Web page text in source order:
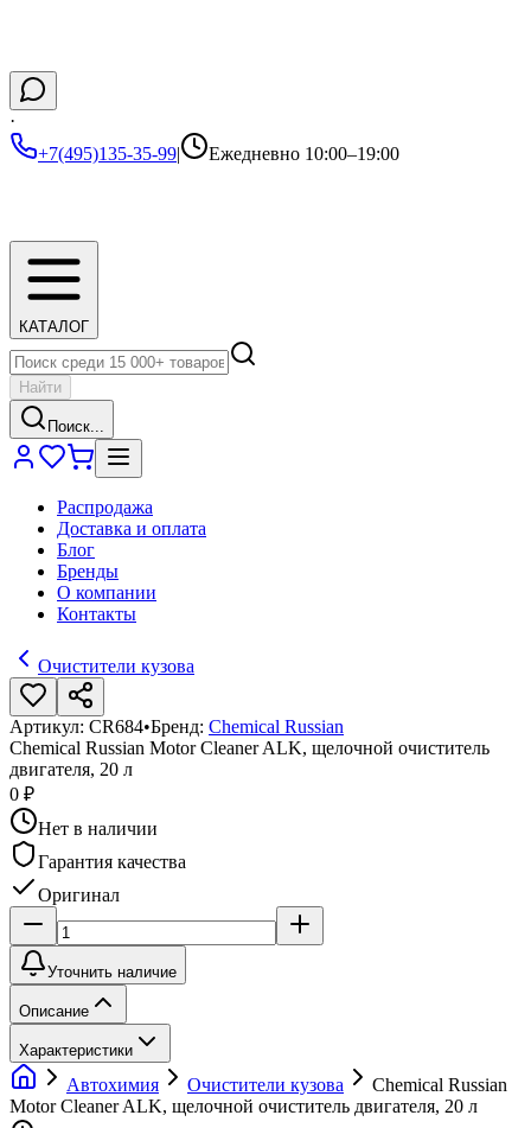
·
+7(495)135-35-99| Ежедневно 10:00–19:00
КАТАЛОГ
Найти
Поиск...
Распродажа
Доставка и оплата
Блог
Бренды
О компании
Контакты
Очистители кузова
Артикул: CR684•Бренд: Chemical Russian
Chemical Russian Motor Cleaner ALK, щелочной очиститель
двигателя, 20 л
0 ₽
Нет в наличии
Гарантия качества
Оригинал
Уточнить наличие
Описание
Характеристики
Автохимия Очистители кузова
Chemical Russian
Motor Cleaner ALK, щелочной очиститель двигателя, 20 л